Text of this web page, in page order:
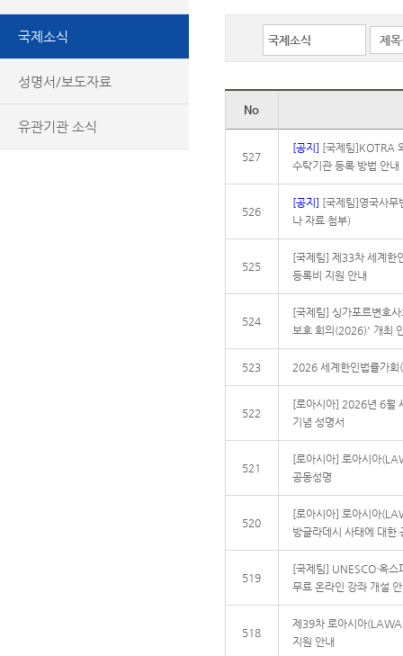
국제소식
성명서/보도자료
유관기관 소식
No
527
[공지] [국제팀]KOTRA
수탁기관 등록 방법 안내
526
[공지] [국제팀]영국사
나 자료 첨부)
525
[국제팀] 제33차 세계한
등록비 지원 안내
524
[국제팀] 싱가포르변호
보호 회의(2026)' 개최
523 2026 세계한인법률가
522
[로아시아] 2026년 6월
기념 성명서
521
[로아시아] 로아시아
공동성명
520
[로아시아] 로아시아
방글라데시 사태에 대한
519
[국제팀] UNESCO·옥스
무료 온라인 강좌 개설
518
제39차 로아시아
지원 안내